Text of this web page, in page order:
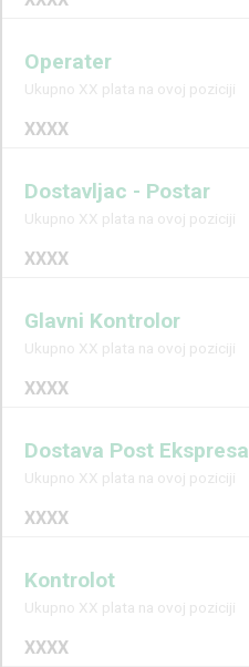
Operater
Ukupno XX plata na ovoj poziciji
XXXX
Dostavljac - Postar
Ukupno XX plata na ovoj poziciji
XXXX
Glavni Kontrolor
Ukupno XX plata na ovoj poziciji
XXXX
Dostava Post Ekspresa
Ukupno XX plata na ovoj poziciji
XXXX
Kontrolot
Ukupno XX plata na ovoj poziciji
XXXX